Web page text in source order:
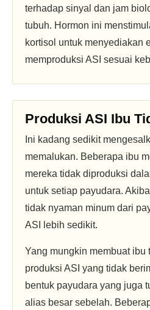
terhadap sinyal dan jam
tubuh. Hormon ini
kortisol untuk menyediakan
memproduksi ASI sesuai
Produksi ASI Ibu
Ini kadang sedikit
memalukan. Beberapa ibu
mereka tidak diproduksi
untuk setiap payudara.
tidak nyaman minum dari
ASI lebih sedikit.
Yang mungkin membuat ibu
produksi ASI yang tidak
bentuk payudara yang juga
alias besar sebelah.